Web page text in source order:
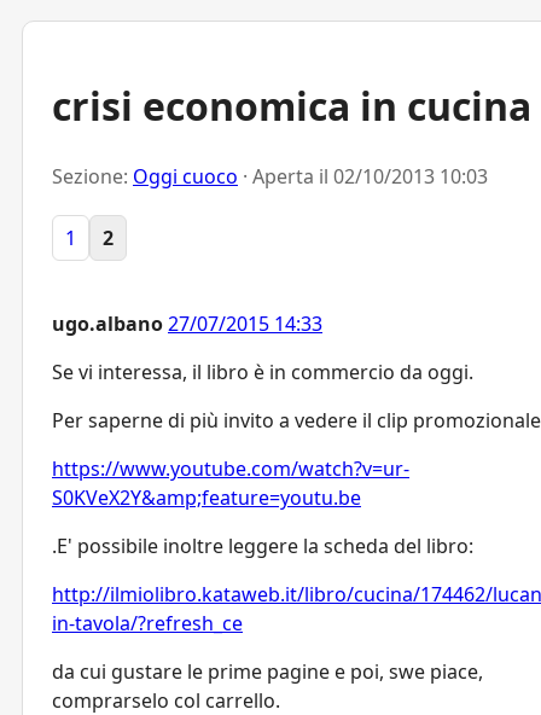
crisi economica in cucina
Sezione: Oggi cuoco · Aperta il 02/10/2013 10:03
1 2
ugo.albano27/07/2015 14:33
Se vi interessa, il libro è in commercio da oggi.
Per saperne di più invito a vedere il clip
https://www.youtube.com/watch?v=ur-
S0KVeX2Y&amp;feature=youtu.be
.E' possibile inoltre leggere la scheda del libro:
http://ilmiolibro.kataweb.it/libro/cucina/174462/
in-tavola/?refresh_ce
da cui gustare le prime pagine e poi, swe piace,
comprarselo col carrello.